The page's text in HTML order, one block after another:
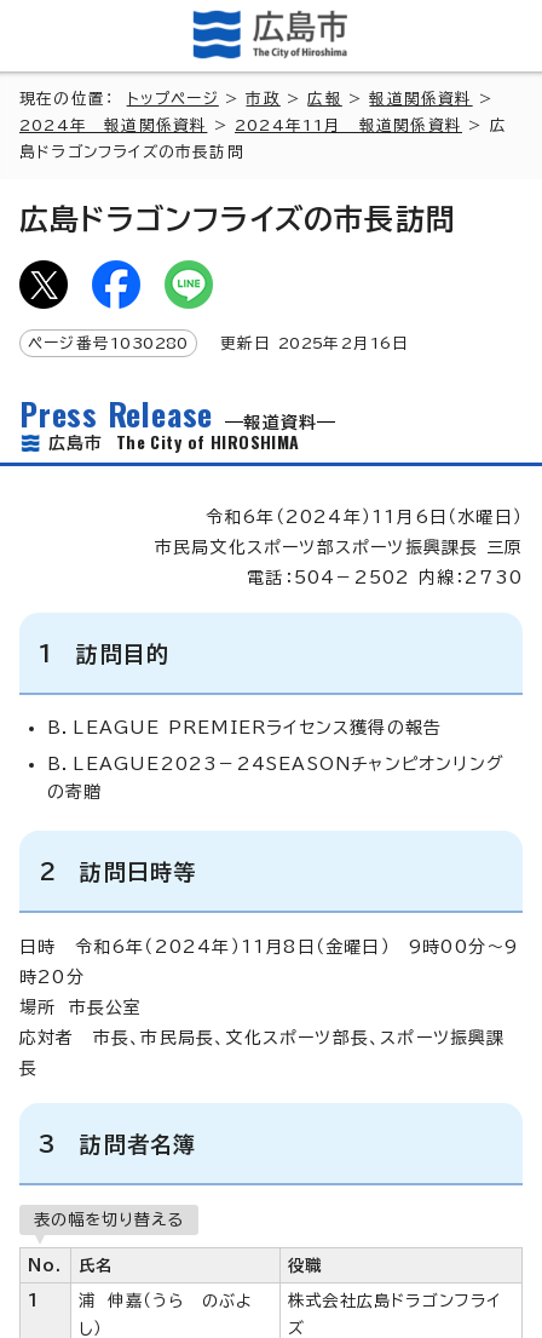
現在の位置： トップページ >市政 >広報 >報道関係資料
>
2024年 報道関係資料
> 2024年11月 報道関係資料
> 広
島ドラゴンフライズの市長訪問
広島ドラゴンフライズの市長訪問
ページ番号 1030280 更新日 2025年2月 16 日
Press Release
報道資料
広島市 The City of HIROSHIMA
令和6年（2024年）11月6日（水曜日）
市民局文化スポーツ部スポーツ振興課長 三原
電話：504－2502 内線：2730
1 訪問目的
B．LEAGUE PREMIERライセンス獲得の報告
B．LEAGUE2023－24SEASONチャンピオンリング
の寄贈
2 訪問日時等
日時 令和6年（2024年）11月8日（金曜日） 9時00分～9
時20分
場所 市長公室
応対者 市長、市民局長、文化スポーツ部長、スポーツ振興課
長
3 訪問者名簿
表の幅を切り替える
No. 氏名 役職
1
浦 伸嘉（うら のぶよ
し）
株式会社広島ドラゴンフライ
ズ